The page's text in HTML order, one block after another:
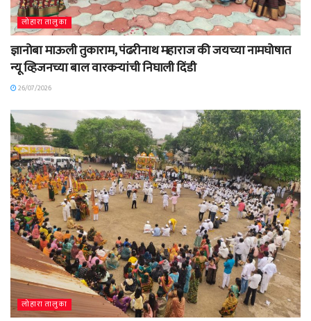
लोहारा तालुका
ज्ञानोबा माऊली तुकाराम, पंढरीनाथ महाराज की जयच्या नामघोषात
न्यू व्हिजनच्या बाल वारकऱ्यांची निघाली दिंडी
26/07/2026
लोहारा तालुका